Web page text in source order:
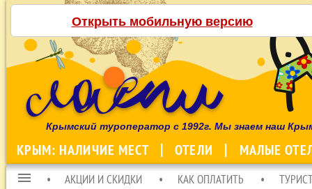
Открыть мобильную версию
Крымский туроператор с 1992г. Мы знаем наш
КРЫМ: НАЛИЧИЕ МЕСТ ОТЕЛИ МАЛЫЕ
menu АКЦИИ И СКИДКИ КАК ОПЛАТИТЬ